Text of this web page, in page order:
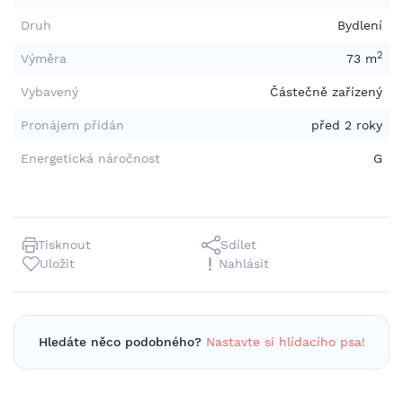
Tisknout
Sdílet
Uložit
Nahlásit
Hledáte něco podobného? Nastavte si hlídacího psa!
Druh Bydlení
Výměra 73 m2
Vybavený Částečně zařízený
Pronájem přidán před 2 roky
Energetická náročnost G